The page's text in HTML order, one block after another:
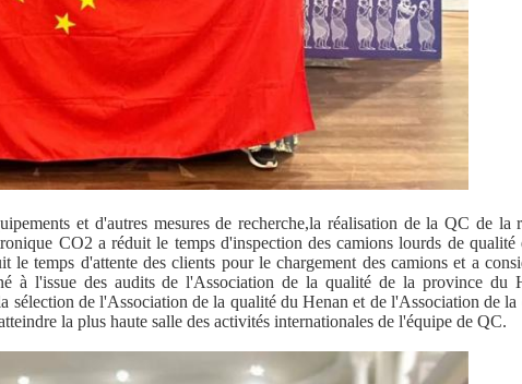
et d'autres mesures de recherche,la réalisation de la QC de la
CO2 a réduit le temps d'inspection des camions lourds de qualité
temps d'attente des clients pour le chargement des camions et a
à l'issue des audits de l'Association de la qualité de la province du
sélection de l'Association de la qualité du Henan et de l'Association de la
la plus haute salle des activités internationales de l'équipe de QC.